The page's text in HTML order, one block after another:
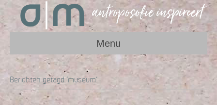
Menu
Berichten getagd ‘museum’